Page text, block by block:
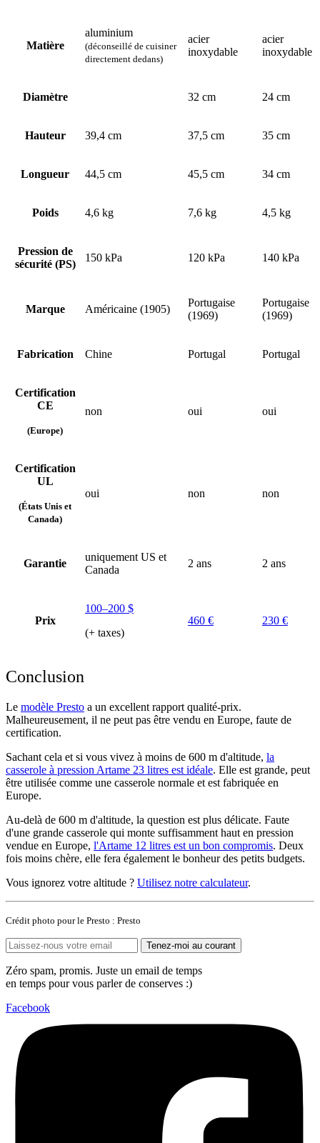
Matière
aluminium
(déconseillé de cuisiner
directement dedans)
acier
inoxydable
acier
inoxydable
Diamètre 32 cm 24 cm
Hauteur 39,4 cm 37,5 cm 35 cm
Longueur 44,5 cm 45,5 cm 34 cm
Poids 4,6 kg 7,6 kg 4,5 kg
Pression de
sécurité (PS)
150 kPa 120 kPa 140 kPa
Marque Américaine (1905)
Portugaise
(1969)
Portugaise
(1969)
Fabrication Chine Portugal Portugal
Certification
CE
(Europe)
non oui oui
Certification
UL
(États Unis et
Canada)
oui non non
Garantie
uniquement US et
Canada
2 ans 2 ans
Prix
100–200 $
(+ taxes)
460 € 230 €
Conclusion
Le modèle Presto a un excellent rapport qualité-prix.
Malheureusement, il ne peut pas être vendu en Europe, faute de
certification.
Sachant cela et si vous vivez à moins de 600 m d'altitude, la
casserole à pression Artame 23 litres est idéale. Elle est grande, peut
être utilisée comme une casserole normale et est fabriquée en
Europe.
Au-delà de 600 m d'altitude, la question est plus délicate. Faute
d'une grande casserole qui monte suffisamment haut en pression
vendue en Europe, l'Artame 12 litres est un bon compromis. Deux
fois moins chère, elle fera également le bonheur des petits budgets.
Vous ignorez votre altitude ? Utilisez notre calculateur.
Crédit photo pour le Presto : Presto
Tenez-moi au courant
Zéro spam, promis. Juste un email de temps
en temps pour vous parler de conserves :)
Facebook